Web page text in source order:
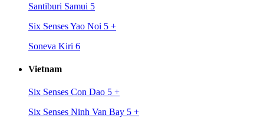
Santiburi Samui 5
Six Senses Yao Noi 5 +
Soneva Kiri 6
Vietnam
Six Senses Con Dao 5 +
Six Senses Ninh Van Bay 5 +